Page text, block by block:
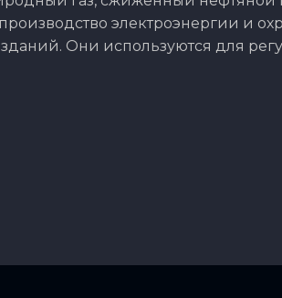
электроэнергии и
Они используются для